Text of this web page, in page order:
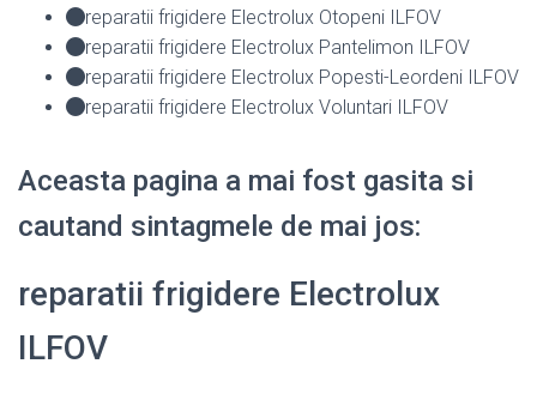
reparatii frigidere Electrolux Otopeni ILFOV
reparatii frigidere Electrolux Pantelimon ILFOV
reparatii frigidere Electrolux Popesti-Leordeni ILFOV
reparatii frigidere Electrolux Voluntari ILFOV
Aceasta pagina a mai fost gasita si
cautand sintagmele de mai jos:
reparatii frigidere Electrolux
ILFOV